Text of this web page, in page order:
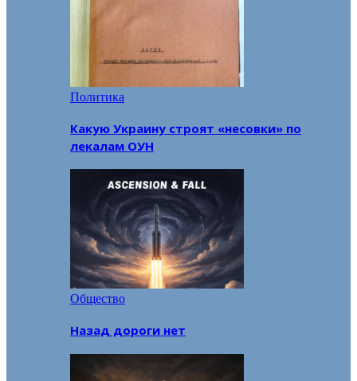
Политика
Какую Украину строят «несовки» по
лекалам ОУН
Общество
Назад дороги нет